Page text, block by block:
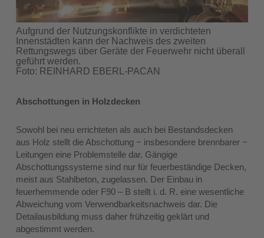
Aufgrund der Nutzungskonflikte in verdichteten
Innenstädten kann der Nachweis des zweiten
Rettungswegs über Geräte der Feuerwehr nicht überall
geführt werden.
Foto: REINHARD EBERL-PACAN
Abschottungen in Holzdecken
Sowohl bei neu errichteten als auch bei Bestandsdecken
aus Holz stellt die Abschottung − insbesondere brennbarer −
Leitungen eine Problemstelle dar. Gängige
Abschottungssysteme sind nur für feuerbeständige Decken,
meist aus Stahlbeton, zugelassen. Der Einbau in
feuerhemmende oder F90 – B stellt i. d. R. eine wesentliche
Abweichung vom Verwendbarkeitsnachweis dar. Die
Detailausbildung muss daher frühzeitig geklärt und
abgestimmt werden.